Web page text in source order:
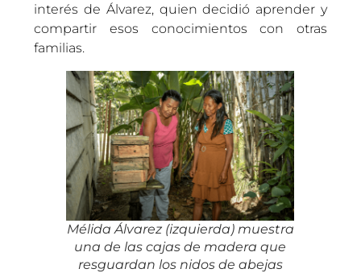
interés de Álvarez, quien decidió aprender y
compartir esos conocimientos con otras
familias.
Mélida Álvarez (izquierda) muestra
una de las cajas de madera que
resguardan los nidos de abejas